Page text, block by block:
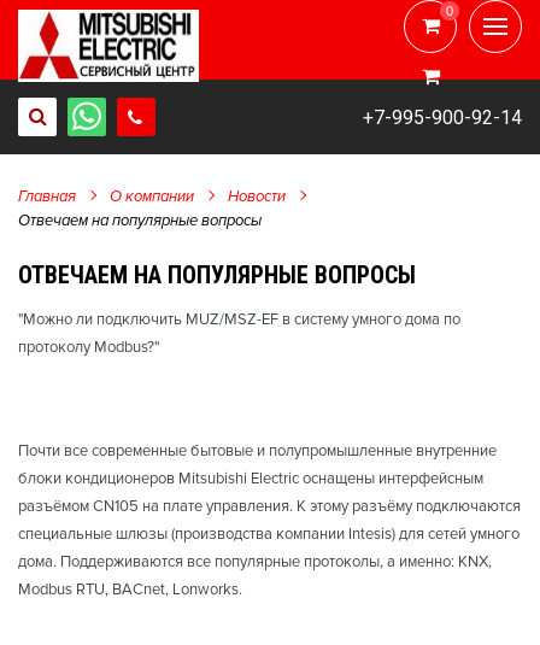
+7-995-900-92-14
0
0
Главная О компании
Новости
Отвечаем на популярные вопросы
ОТВЕЧАЕМ НА ПОПУЛЯРНЫЕ ВОПРОСЫ
"Можно ли подключить MUZ/MSZ-EF в систему умного дома по
протоколу Modbus?"
Почти все современные бытовые и полупромышленные внутренние
блоки кондиционеров Mitsubishi Electric оснащены интерфейсным
разъёмом CN105 на плате управления. К этому разъёму подключаются
специальные шлюзы (производства компании Intesis) для сетей умного
дома. Поддерживаются все популярные протоколы, а именно: KNX,
Modbus RTU, BACnet, Lonworks.